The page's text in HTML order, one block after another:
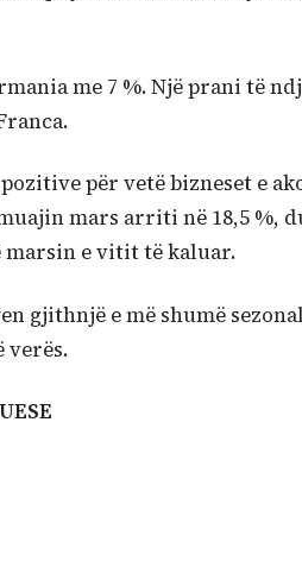
me 7 %. Një prani të
për vetë bizneset e
mars arriti në 18,5 %,
marsin e vitit të kaluar.
gjithnjë e më shumë
verës.